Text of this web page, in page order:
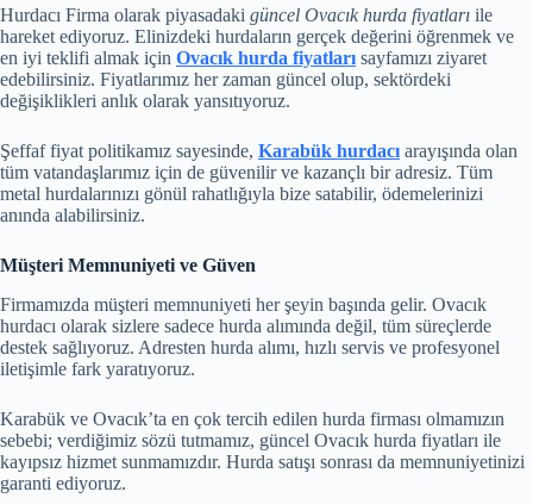
Hurdacı Firma olarak piyasadaki güncel Ovacık hurda fiyatları ile
hareket ediyoruz. Elinizdeki hurdaların gerçek değerini öğrenmek ve
en iyi teklifi almak için Ovacık hurda fiyatları sayfamızı ziyaret
edebilirsiniz. Fiyatlarımız her zaman güncel olup, sektördeki
değişiklikleri anlık olarak yansıtıyoruz.
Şeffaf fiyat politikamız sayesinde, Karabük hurdacı arayışında olan
tüm vatandaşlarımız için de güvenilir ve kazançlı bir adresiz. Tüm
metal hurdalarınızı gönül rahatlığıyla bize satabilir, ödemelerinizi
anında alabilirsiniz.
Müşteri Memnuniyeti ve Güven
Firmamızda müşteri memnuniyeti her şeyin başında gelir. Ovacık
hurdacı olarak sizlere sadece hurda alımında değil, tüm süreçlerde
destek sağlıyoruz. Adresten hurda alımı, hızlı servis ve profesyonel
iletişimle fark yaratıyoruz.
Karabük ve Ovacık’ta en çok tercih edilen hurda firması olmamızın
sebebi; verdiğimiz sözü tutmamız, güncel Ovacık hurda fiyatları ile
kayıpsız hizmet sunmamızdır. Hurda satışı sonrası da memnuniyetinizi
garanti ediyoruz.